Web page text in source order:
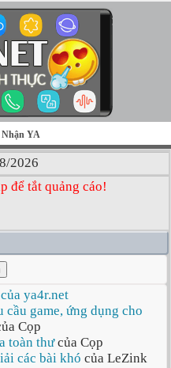
Nhận YA
2026
để tắt quảng cáo!
ya4r.net
cầu game, ứng dụng cho
Cọp
toàn thưcủa Cọp
các bài khó của LeZink